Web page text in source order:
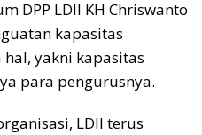
DPP LDII KH Chriswanto
kapasitas
yakni kapasitas
para pengurusnya.
LDII terus